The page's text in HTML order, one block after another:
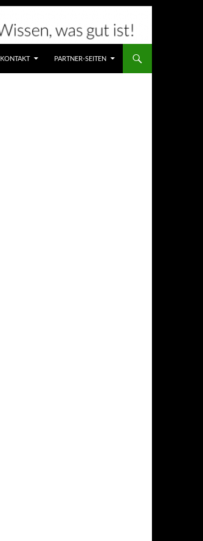
KONTAKT PARTNER-SEITEN